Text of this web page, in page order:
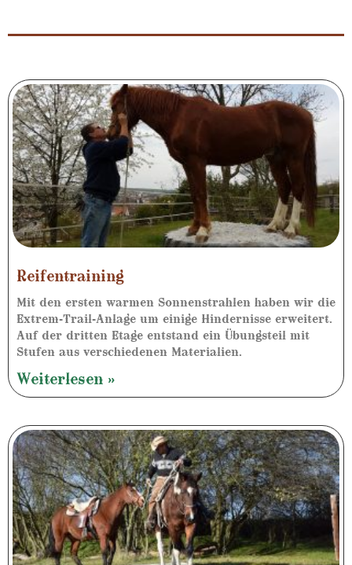
Reifentraining
Mit den ersten warmen Sonnenstrahlen haben wir die
Extrem-Trail-Anlage um einige Hindernisse erweitert.
Auf der dritten Etage entstand ein Übungsteil mit
Stufen aus verschiedenen Materialien.
Weiterlesen »